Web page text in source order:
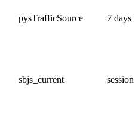
pysTrafficSource 7 days
sbjs_current session